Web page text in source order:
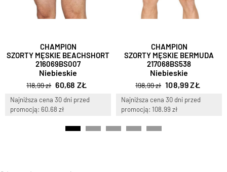
CHAMPION
SZORTY MĘSKIE BEACHSHORT
216069BS007
Niebieskie
118,99 zł 60,68 ZŁ
Najniższa cena 30 dni przed
promocją: 60.68 zł
CHAMPION
SZORTY MĘSKIE BERMUDA
217068BS538
Niebieskie
198,99 zł 108,99 ZŁ
Najniższa cena 30 dni przed
promocją: 108.99 zł